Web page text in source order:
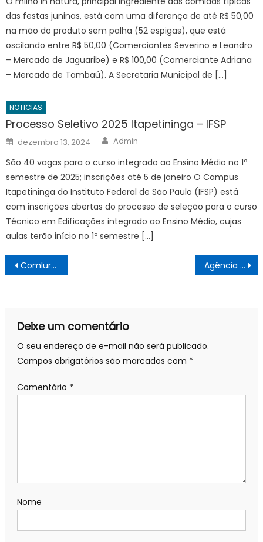
das festas juninas, está com uma diferença de até R$ 50,00
na mão do produto sem palha (52 espigas), que está
oscilando entre R$ 50,00 (Comerciantes Severino e Leandro
– Mercado de Jaguaribe) e R$ 100,00 (Comerciante Adriana
– Mercado de Tambaú). A Secretaria Municipal de […]
NOTICIAS
Processo Seletivo 2025 Itapetininga – IFSP
Posted
on
dezembro 13, 2024 Author
Admin
São 40 vagas para o curso integrado ao Ensino Médio no 1º
semestre de 2025; inscrições até 5 de janeiro O Campus
Itapetininga do Instituto Federal de São Paulo (IFSP) está
com inscrições abertas do processo de seleção para o curso
Técnico em Edificações integrado ao Ensino Médio, cujas
aulas terão início no 1º semestre […]
Navegação
de
Comlurb recolhe cinco toneladas de resíduos no primeiro dia de show da cantora Taylor Swift no Engenhão – Prefeitura da Cidade do Rio de Janeiro Agência Minas Gerais | Fhemig abre novo edital de credenciamento de Consórcios Intermunicipais de Saúde
Deixe um comentário
O seu endereço de e-mail não será publicado.
Campos obrigatórios são marcados com *
Comentário *
Nome